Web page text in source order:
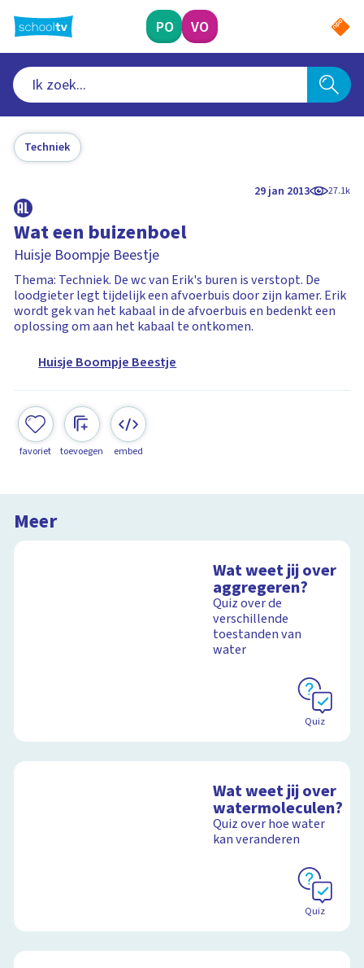
naar
hoofdinhoud
PO VO
Techniek
29 jan 2013 27.1k
Wat een buizenboel
Huisje Boompje Beestje
Thema: Techniek. De wc van Erik's buren is verstopt. De
loodgieter legt tijdelijk een afvoerbuis door zijn kamer. Erik
wordt gek van het kabaal in de afvoerbuis en bedenkt een
oplossing om aan het kabaal te ontkomen.
Huisje Boompje Beestje
favoriet toevoegen embed
Meer
Wat weet jij over
aggregeren?
Quiz over de
verschillende
toestanden van
water
Quiz
Wat weet jij over
watermoleculen?
Quiz over hoe water
kan veranderen
Quiz